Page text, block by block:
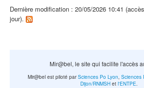
Dernière modification : 20/05/2026 10:41
jour).
Mir@bel, le site qui facilite l'accès
Mir@bel est piloté parSciences Po Lyon, Sciences
Dijon/RNMSH et l'ENTPE.